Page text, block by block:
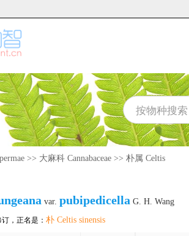
>> 大麻科 Cannabaceae >> 朴属 Celtis
var. pubipedicella G. H. Wang
，正名是： 朴 Celtis sinensis